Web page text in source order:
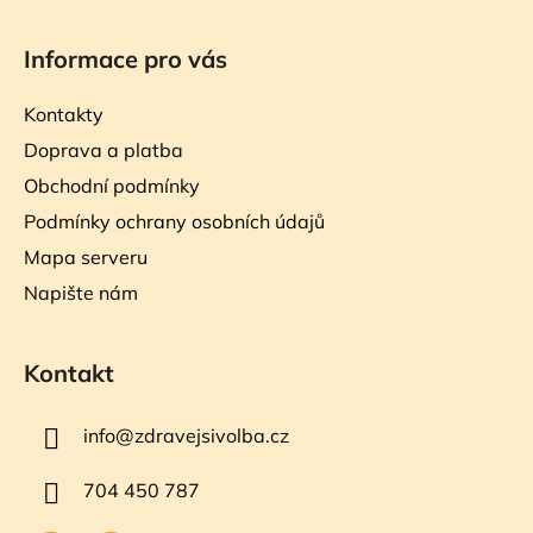
Informace pro vás
Kontakty
Doprava a platba
Obchodní podmínky
Podmínky ochrany osobních údajů
Mapa serveru
Napište nám
Kontakt
info@zdravejsivolba.cz
704 450 787